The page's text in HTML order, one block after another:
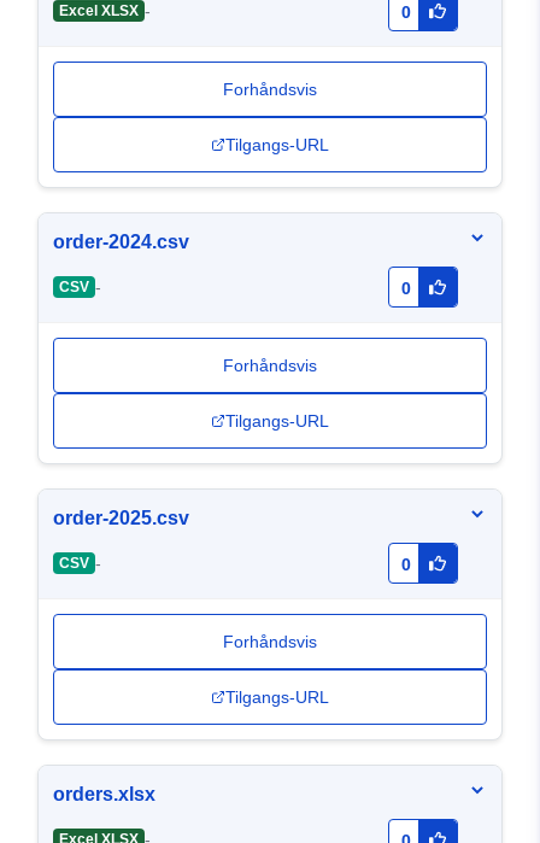
Excel XLSX - 0
Forhåndsvis
Tilgangs-URL
order-2024.csv
CSV - 0
Forhåndsvis
Tilgangs-URL
order-2025.csv
CSV - 0
Forhåndsvis
Tilgangs-URL
orders.xlsx